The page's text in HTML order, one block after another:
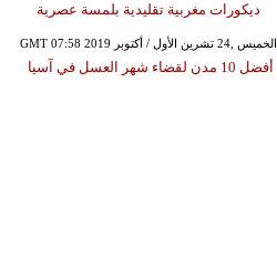
ديكورات مغربية تقليدية بلمسة عصرية
GMT 07:58 2019 الخميس ,24 تشرين الأول / أكتوبر
أفضل 10 مدن لقضاء شهر العسل في آسيا ‏